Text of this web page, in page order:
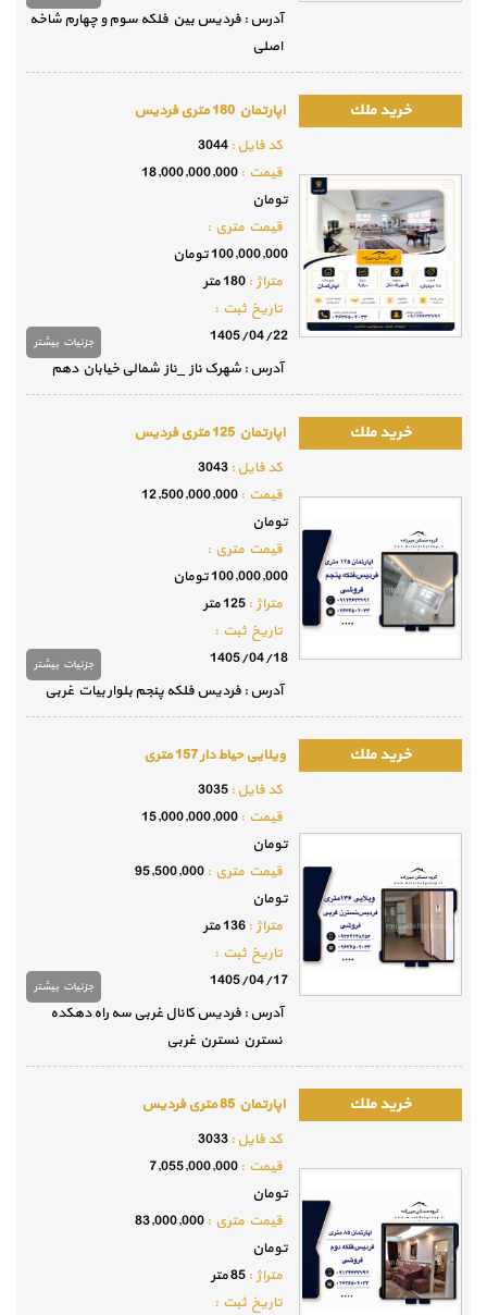
آدرس : فردیس بین فلکه سوم و چهارم شاخه
اپارتمان 180 متری فردیس
جزئيات بيشتر
قيمت :18,000,000,000
تومان
قيمت متري :
100,000,000 تومان
متراژ :180 متر
تاريخ ثبت :
1405/04/22
آدرس : شهرک ناز _ناز شمالی خیابان دهم
اپارتمان 125 متری فردیس
جزئيات بيشتر
قيمت :12,500,000,000
قيمت متري :
100,000,000 تومان
متراژ :125 متر
تاريخ ثبت :
1405/04/18
آدرس : فردیس فلکه پنجم بلوار بیات غربی
ویلایی حیاط دار 157 متری
جزئيات بيشتر
قيمت متري :
95,500,000
تومان
متراژ :136 متر
تاريخ ثبت :
آدرس : فردیس کانال غربی سه راه دهکده
اپارتمان 85 متری فردیس
قيمت :7,055,000,000
قيمت متري :
83,000,000
تومان
متراژ :85 متر
تاريخ ثبت :